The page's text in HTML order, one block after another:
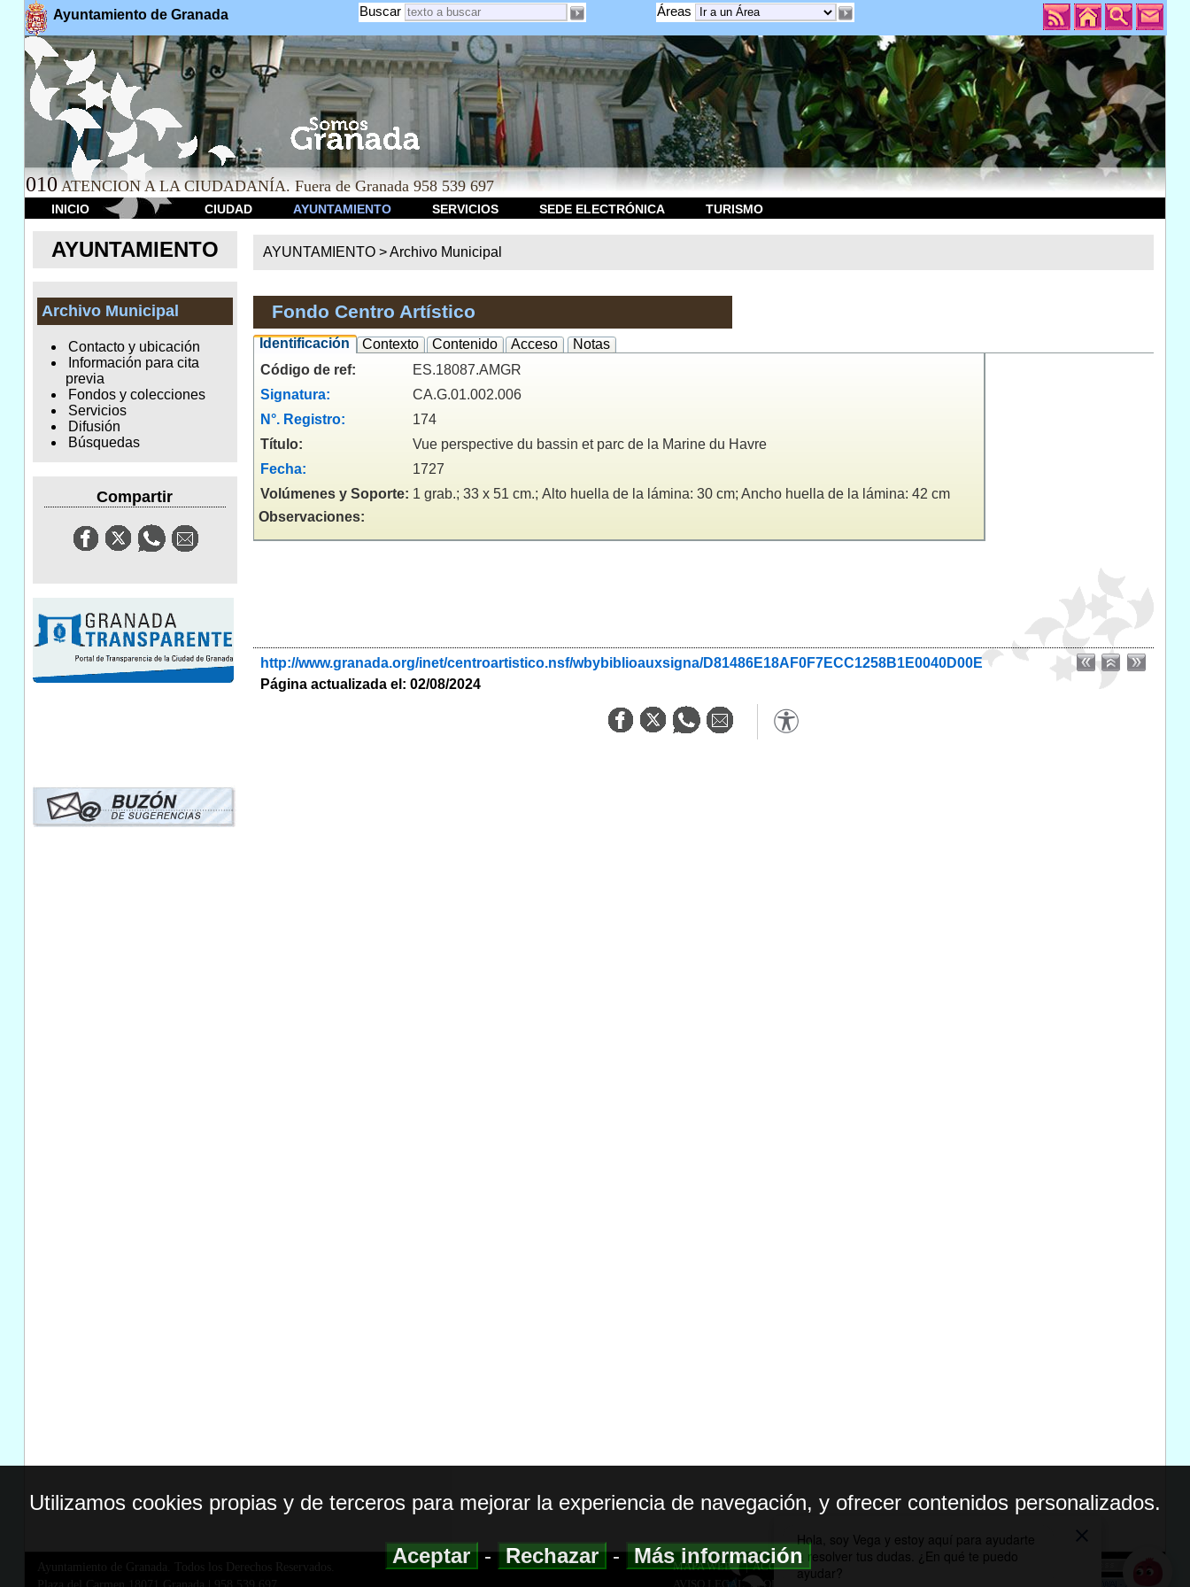
Ayuntamiento de Granada Áreas
Buscar
010 ATENCION A LA CIUDADANÍA. Fuera de Granada 958 539 697
INICIO CIUDAD AYUNTAMIENTO SERVICIOS SEDE ELECTRÓNICA TURISMO
AYUNTAMIENTO
Archivo Municipal
Contacto y ubicación
Información para cita
previa
Fondos y colecciones
Servicios
Difusión
Búsquedas
Compartir
AYUNTAMIENTO >Archivo Municipal
Fondo Centro Artístico
Identificación Contexto Contenido Acceso
Notas
Código de ref:
ES.18087.AMGR
Signatura:
CA.G.01.002.006
N°. Registro:
174
Título:
Vue perspective du bassin et parc de la Marine du Havre
Fecha:
1727
Volúmenes y Soporte: 1 grab.; 33 x 51 cm.; Alto huella de la lámina: 30 cm; Ancho huella de la lámina: 42 cm
Observaciones:
http://www.granada.org/inet/centroartistico.nsf/wbybiblioauxsigna/D81486E18AF0F7ECC1258B1E0040D00E
Página actualizada el: 02/08/2024
Ayuntamiento de Granada. Todos los Derechos Reservados.
MAPA WEB|ACCESIBILIDAD
AVISO LEGAL| POLITICA DE PRIVACIDAD
Utilizamos cookies propias y de terceros para mejorar la experiencia de navegación, y ofrecer contenidos personalizados.
Aceptar-Rechazar-Más información